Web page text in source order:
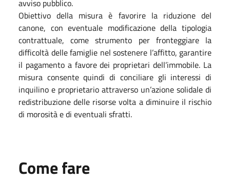
avviso pubblico.
Obiettivo della misura è favorire la riduzione del
canone, con eventuale modificazione della tipologia
contrattuale, come strumento per fronteggiare la
difficoltà delle famiglie nel sostenere l’affitto, garantire
il pagamento a favore dei proprietari dell’immobile. La
misura consente quindi di conciliare gli interessi di
inquilino e proprietario attraverso un’azione solidale di
redistribuzione delle risorse volta a diminuire il rischio
di morosità e di eventuali sfratti.
Come fare